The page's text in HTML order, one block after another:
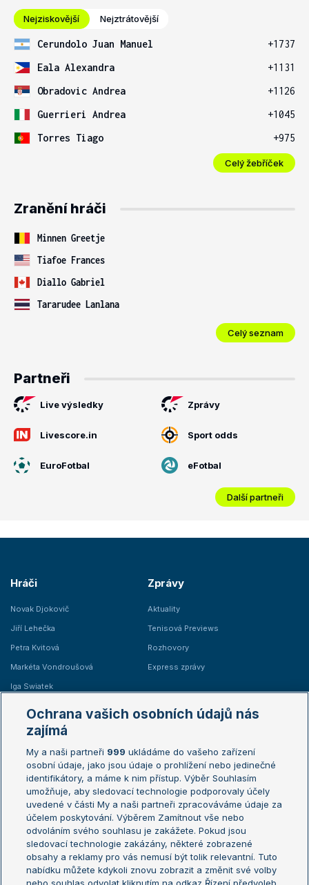
Nejziskovější Nejztrátovější
Cerundolo Juan Manuel
+1737
Eala Alexandra
+1131
Obradovic Andrea
+1126
Guerrieri Andrea
+1045
Torres Tiago
+975
Celý žebříček
Zranění hráči
Minnen Greetje
Tiafoe Frances
Diallo Gabriel
Tararudee Lanlana
Celý seznam
Partneři
Live výsledky Zprávy
Livescore.in Sport odds
EuroFotbal eFotbal
Další partneři
Hráči
Novak Djokovič
Jiří Lehečka
Petra Kvitová
Markéta Vondroušová
Iga Swiatek
Zprávy
Aktuality
Tenisová Previews
Rozhovory
Express zprávy
Žebříčky
Žebříček ATP (muži)
Žebříček WTA (ženy)
Sázkařský žebříček
Australian Open
French Open
Wimbledon
US Open
Turnaj mistrů
Turnaj mistryň
Aktualní trendy
Ochrana vašich osobních údajů nás
zajímá
My a naši partneři 999 ukládáme do vašeho zařízení
osobní údaje, jako jsou údaje o prohlížení nebo jedinečné
identifikátory, a máme k nim přístup. Výběr Souhlasím
umožňuje, aby sledovací technologie podporovaly účely
uvedené v části My a naši partneři zpracováváme údaje za
účelem poskytování. Výběrem Zamítnout vše nebo
odvoláním svého souhlasu je zakážete. Pokud jsou
sledovací technologie zakázány, některé zobrazené
obsahy a reklamy pro vás nemusí být tolik relevantní. Tuto
nabídku můžete kdykoli znovu zobrazit a změnit své volby